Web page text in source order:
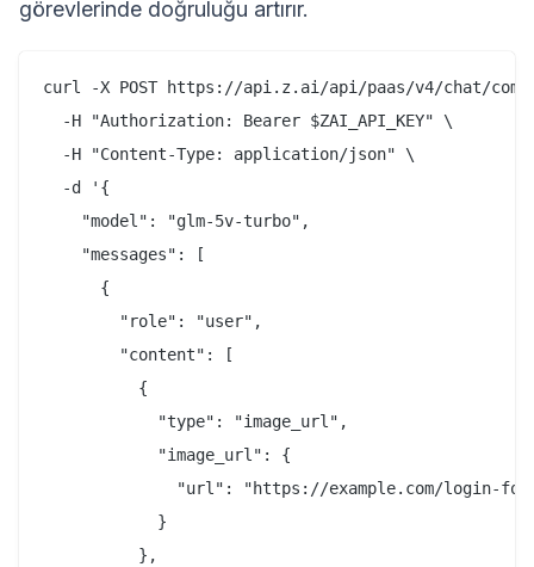
görevlerinde doğruluğu artırır.
curl -X POST https://api.z.ai/api/paas/v4/chat/
  -H "Authorization: Bearer $ZAI_API_KEY" \
  -H "Content-Type: application/json" \
  -d '{
    "model": "glm-5v-turbo",
    "messages": [
      {
        "role": "user",
        "content": [
          {
            "type": "image_url",
            "image_url": {
"url": "https://example.com/login-
            }
          },